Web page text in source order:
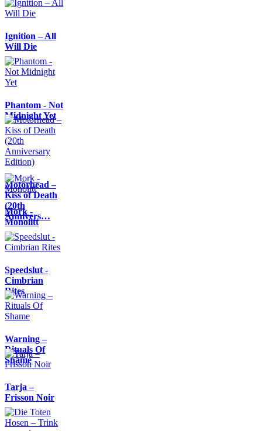
Ignition – All
Will Die
Phantom - Not
Midnight Yet
Motörhead –
Kiss of Death
(20th
Annivers…
Mork -
Monolitt
Speedslut -
Cimbrian
Rites
Warning –
Rituals Of
Shame
Tarja –
Frisson Noir